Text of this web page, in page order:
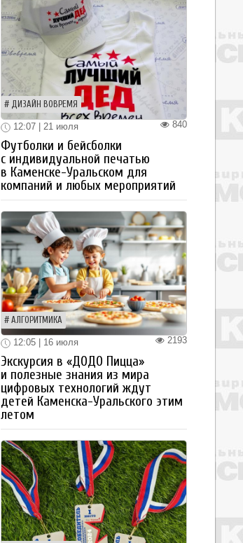
ДИЗАЙН ВОВРЕМЯ
840
12:07 | 21 июля
Футболки и бейсболки
с индивидуальной печатью
в Каменске-Уральском для
компаний и любых мероприятий
АЛГОРИТМИКА
2193
12:05 | 16 июля
Экскурсия в «ДОДО Пицца»
и полезные знания из мира
цифровых технологий ждут
детей Каменска-Уральского этим
летом